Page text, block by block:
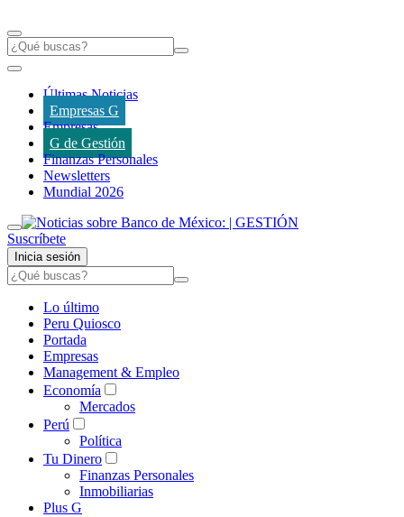
Últimas Noticias
Empresas G
Empresas
G de Gestión
Finanzas Personales
Newsletters
Mundial 2026
Suscríbete
Inicia sesión
Lo último
Peru Quiosco
Portada
Empresas
Management & Empleo
Economía
Mercados
Perú
Política
Tu Dinero
Finanzas Personales
Inmobiliarias
Plus G